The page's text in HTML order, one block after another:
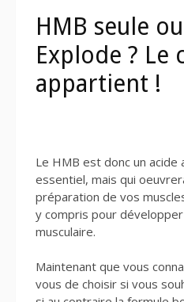
HMB seule
Explode ? Le
appartient !
Le HMB est donc un acide
essentiel, mais qui
préparation de vos
y compris pour
musculaire.
Maintenant que vous
vous de choisir si vous